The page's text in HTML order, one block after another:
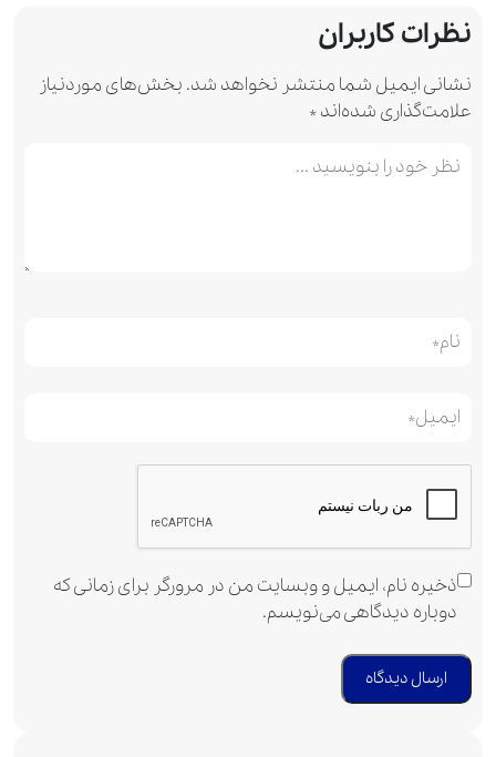
نظرات کاربران
نشانی ایمیل شما منتشر نخواهد شد. بخش‌های موردنیاز
علامت‌گذاری شده‌اند*
ذخیره نام، ایمیل و وبسایت من در مرورگر برای زمانی که
دوباره دیدگاهی می‌نویسم.